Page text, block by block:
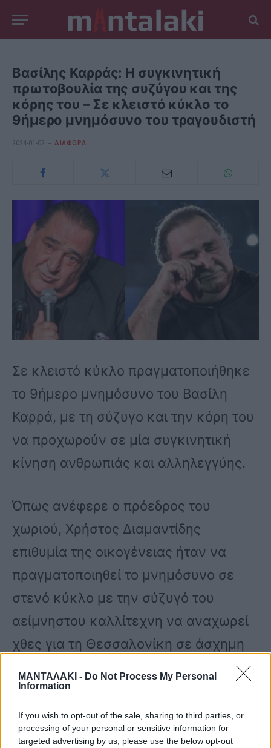
ΜΑΝΤΑΛΑΚΙ - Do Not Process My Personal
Information
If you wish to opt-out of the sale, sharing to third parties, or
processing of your personal or sensitive information for
targeted advertising by us, please use the below opt-out
Βασίλης Καρράς: Η συγκινητική
πρωτοβουλία της συζύγου και της
κόρης του – Σε κλειστό κύκλο το
9ήμερο μνημόσυνο του τραγουδιστή
2024-01-02 ΔΙΆΦΟΡΑ
Σε κλειστό κύκλο πραγματοποιήθηκε
το 9ήμερο μνημόσυνο του Βασίλη
Καρρά, με τη σύζυγο και την κόρη του
να προχωρούν σε μία συγκινητική
κίνηση ανθρωπιάς και αλληλεγγύης.
Όπως ανέφερε ο πρόεδρος του
χωριού, Χρήστος Διαμαντίδης
επιθυμία της οικογένειας ήταν να
πραγματοποιηθεί το μνημόσυνο σε
στενό κύκλο με την σύζυγό του
αείμνηστου καλλίτεχνη να αναχωρεί
χθες για τη Θεσσαλονίκη σε άσχημη
«Σκεφτόμαστε να δώσουμε το όνομα
του Βασίλη Καρρά στον δρόμο